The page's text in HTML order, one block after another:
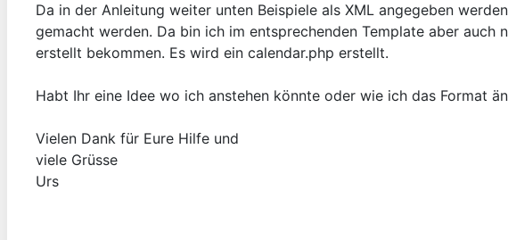
Da in der Anleitung weiter unten Beispiele als XML angegeben
gemacht werden. Da bin ich im entsprechenden Template aber
erstellt bekommen. Es wird ein calendar.php erstellt.
Habt Ihr eine Idee wo ich anstehen könnte oder wie ich das Format
Vielen Dank für Eure Hilfe und
viele Grüsse
Urs